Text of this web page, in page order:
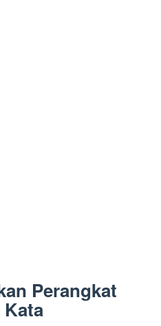
Perangkat